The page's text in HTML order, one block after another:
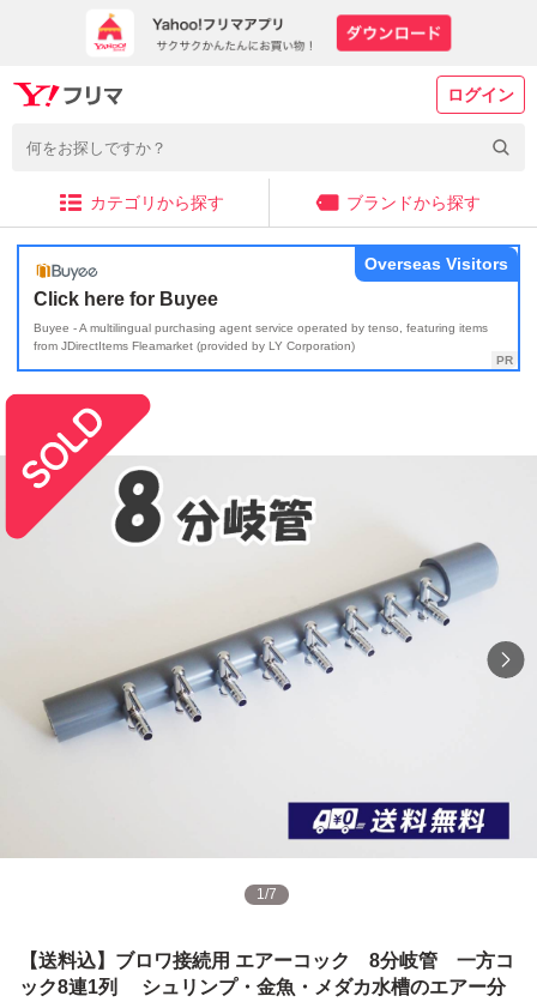
ログイン
カテゴリから探す ブランドから探す
Click here for Buyee
Buyee - A multilingual purchasing agent service operated by tenso, featuring items
from JDirectItems Fleamarket (provided by LY Corporation)
Overseas Visitors
1/7
【送料込】ブロワ接続用 エアーコック 8分岐管 一方コ
ック8連1列 シュリンプ・金魚・メダカ水槽のエアー分